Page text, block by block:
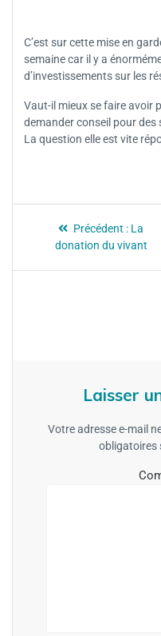
C’est sur cette mise en
semaine car il y a
d’investissements sur les
Vaut-il mieux se faire avoir
demander conseil pour des
La question elle est vite
Précédent : La
donation du vivant
Laisser
Votre adresse e-mail
obligatoires